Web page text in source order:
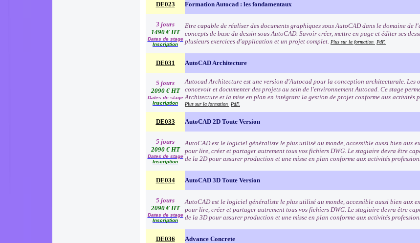
DE023 Formation Autocad : les fondamentaux
3 jours
1490 € HT
Dates de stage
Inscription
Etre capable de réaliser des documents graphiques sous AutoCAD dans le domaine de
concepts de base du dessin sous AutoCAD. Savoir créer, mettre en page et éditer ses
plusieurs exercices d'application et un projet complet. Plus sur la formation PdF.
DE031 AutoCAD Architecture
5 jours
2090 € HT
Dates de stage
Inscription
Autocad Architecture est une version d'Autocad pour la conception architecturale. Les
concevoir et documenter des projets au sein de l'environnement Autocad. Ce stage
Architecture et la mise en plan en intégrant la gestion de projet conforme aux activités
Plus sur la formation PdF.
DE033 AutoCAD 2D Toute Version
5 jours
2090 € HT
Dates de stage
Inscription
AutoCAD est le logiciel généraliste le plus utilisé au monde, accessible aussi bien aux
pour lire, créer et partager autrement tous vos fichiers DWG. Le stagiaire devra être
de la 2D pour assurer production et une misse en plan conforme aux activités
DE034 AutoCAD 3D Toute Version
5 jours
2090 € HT
Dates de stage
Inscription
AutoCAD est le logiciel généraliste le plus utilisé au monde, accessible aussi bien aux
pour lire, créer et partager autrement tous vos fichiers DWG. Le stagiaire devra être
de la 3D pour assurer production et une misse en plan conforme aux activités
DE036 Advance Concrete